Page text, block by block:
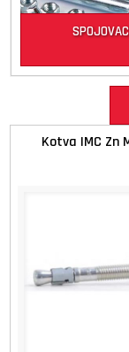
Kotva IMC Zn